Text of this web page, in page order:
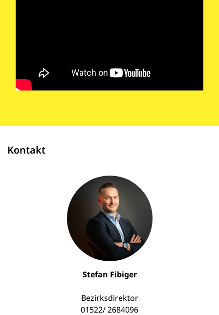
Kontakt
Stefan Fibiger
Bezirksdirektor
01522/ 2684096